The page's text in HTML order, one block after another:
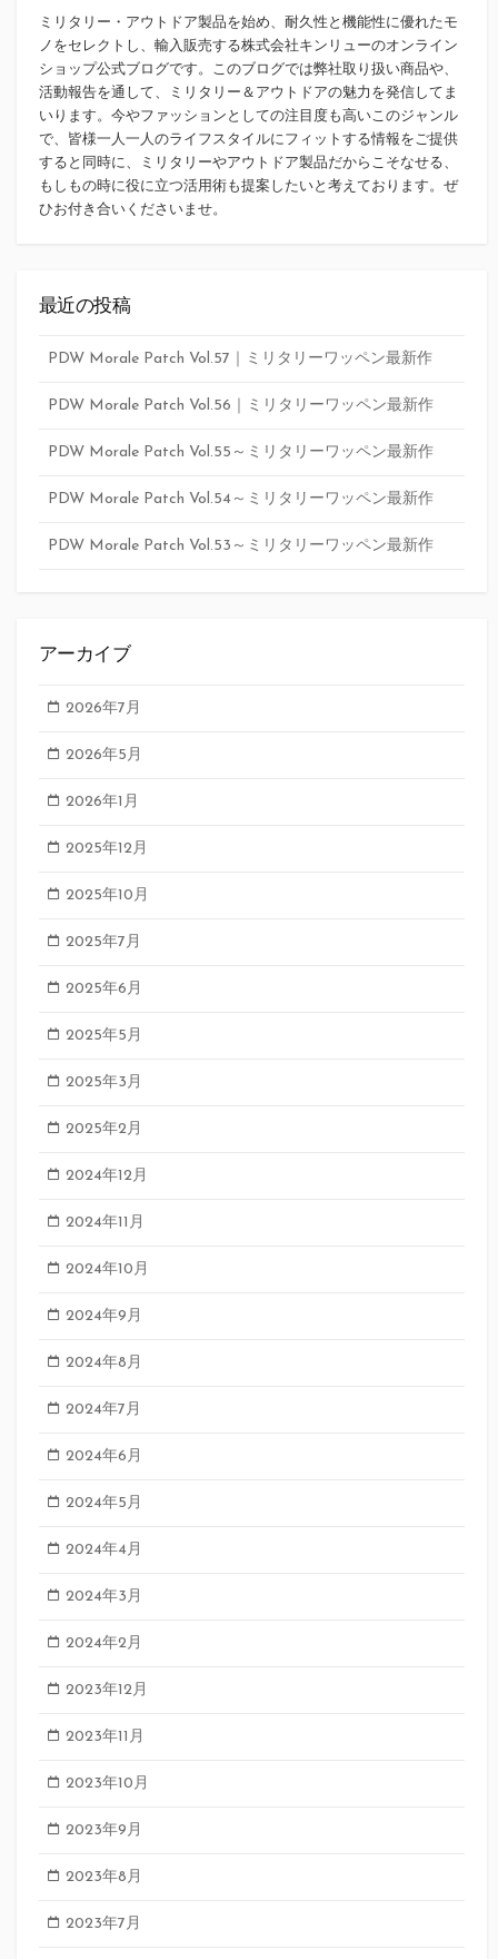
ミリタリー・アウトドア製品を始め、耐久性と機能性に優れたモ
ノをセレクトし、輸入販売する株式会社キンリューのオンライン
ショップ公式ブログです。このブログでは弊社取り扱い商品や、
活動報告を通して、ミリタリー＆アウトドアの魅力を発信してま
いります。今やファッションとしての注目度も高いこのジャンル
で、皆様一人一人のライフスタイルにフィットする情報をご提供
すると同時に、ミリタリーやアウトドア製品だからこそなせる、
もしもの時に役に立つ活用術も提案したいと考えております。ぜ
ひお付き合いくださいませ。
最近の投稿
PDW Morale Patch Vol.57｜ミリタリーワッペン最新作
PDW Morale Patch Vol.56｜ミリタリーワッペン最新作
PDW Morale Patch Vol.55～ミリタリーワッペン最新作
PDW Morale Patch Vol.54～ミリタリーワッペン最新作
PDW Morale Patch Vol.53～ミリタリーワッペン最新作
アーカイブ
2026年7月
2026年5月
2026年1月
2025年12月
2025年10月
2025年7月
2025年6月
2025年5月
2025年3月
2025年2月
2024年12月
2024年11月
2024年10月
2024年9月
2024年8月
2024年7月
2024年6月
2024年5月
2024年4月
2024年3月
2024年2月
2023年12月
2023年11月
2023年10月
2023年9月
2023年8月
2023年7月